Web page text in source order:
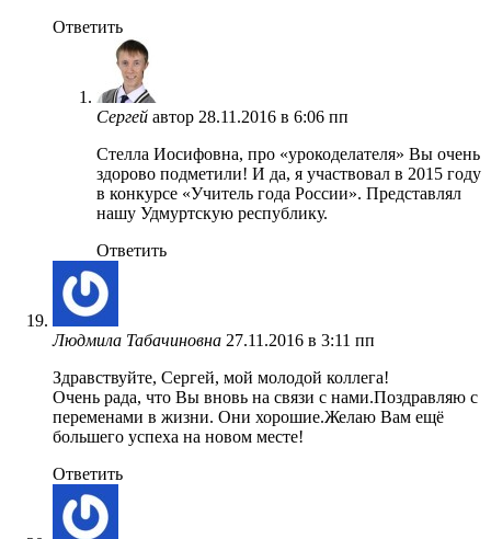
Ответить
Сергей автор 28.11.2016 в 6:06 пп
Стелла Иосифовна, про «урокоделателя» Вы очень
здорово подметили! И да, я участвовал в 2015 году
в конкурсе «Учитель года России». Представлял
нашу Удмуртскую республику.
Ответить
Людмила Табачиновна 27.11.2016 в 3:11 пп
Здравствуйте, Сергей, мой молодой коллега!
Очень рада, что Вы вновь на связи с нами.Поздравляю с
переменами в жизни. Они хорошие.Желаю Вам ещё
большего успеха на новом месте!
Ответить